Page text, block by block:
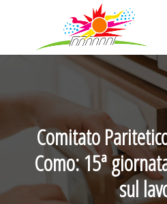
Comitato
Como: 15ª
sul